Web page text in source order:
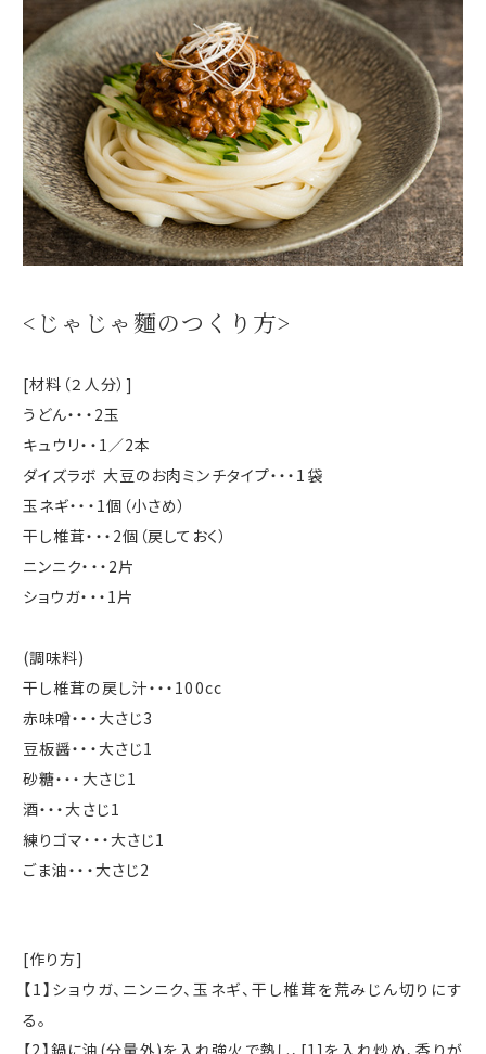
<じゃじゃ麵のつくり方>
[材料（２人分）]
うどん・・・2玉
キュウリ・・1／2本
ダイズラボ 大豆のお肉ミンチタイプ・・・1袋
玉ネギ・・・1個（小さめ）
干し椎茸・・・2個（戻しておく）
ニンニク・・・2片
ショウガ・・・1片
(調味料)
干し椎茸の戻し汁・・・100cc
赤味噌・・・大さじ3
豆板醤・・・大さじ1
砂糖・・・大さじ1
酒・・・大さじ1
練りゴマ・・・大さじ1
ごま油・・・大さじ2
[作り方]
【1】ショウガ、ニンニク、玉ネギ、干し椎茸を荒みじん切りにす
る。